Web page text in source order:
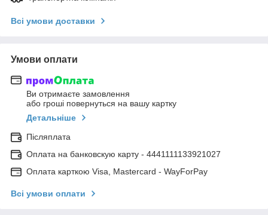
Всі умови доставки
Умови оплати
Ви отримаєте замовлення
або гроші повернуться на вашу картку
Детальніше
Післяплата
Оплата на банковскую карту - 4441111133921027
Оплата карткою Visa, Mastercard - WayForPay
Всі умови оплати